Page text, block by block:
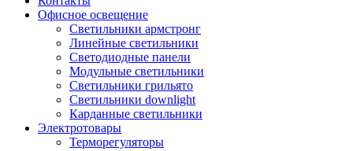
Офисное освещение
Светильники армстронг
Линейные светильники
Светодиодные панели
Модульные светильники
Светильники грильято
Светильники downlight
Карданные светильники
Электротовары
Терморегуляторы